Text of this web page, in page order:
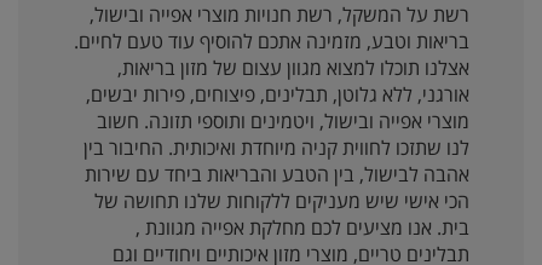
רשת על המשקל, רשת חנויות מוצרי אפייה ובישול,
בריאות וטבע, מזמינה אתכם להוסיף עוד טעם לחיים.
אצלנו תוכלו למצוא מגוון עצום של מזון בריאות,
אורגני, ללא גלוטן, תבלינים, פיצוחים, פירות יבשים,
מוצרי אפייה ובישול, ויטמינים ותוספי תזונה. חשוב
לנו שתזכו לחווית קניה מיוחדת ואיכותית. החיבור בין
אהבה לבישול, בין הטבע והבריאות ביחד עם שירות
הכי אישי שיש מעניקים ללקוחות שלנו תחושה של
בית. אנו מציעים לכם מחלקת אפייה מגוונת ,
תבלינים טריים, מוצרי מזון איכותיים ויחודיים וגם